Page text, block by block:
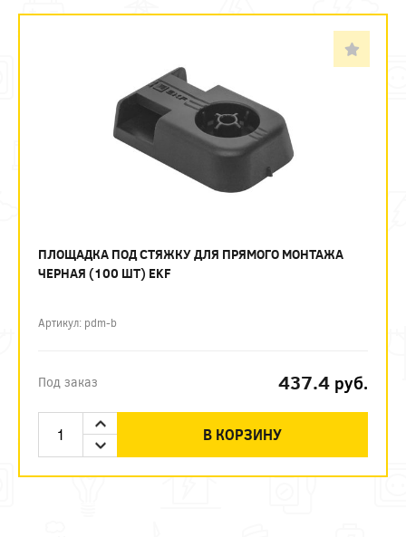
ПЛОЩАДКА ПОД СТЯЖКУ ДЛЯ ПРЯМОГО МОНТАЖА
ЧЕРНАЯ (100 ШТ) EKF
Артикул: pdm-b
Под заказ 437.4 руб.
В КОРЗИНУ